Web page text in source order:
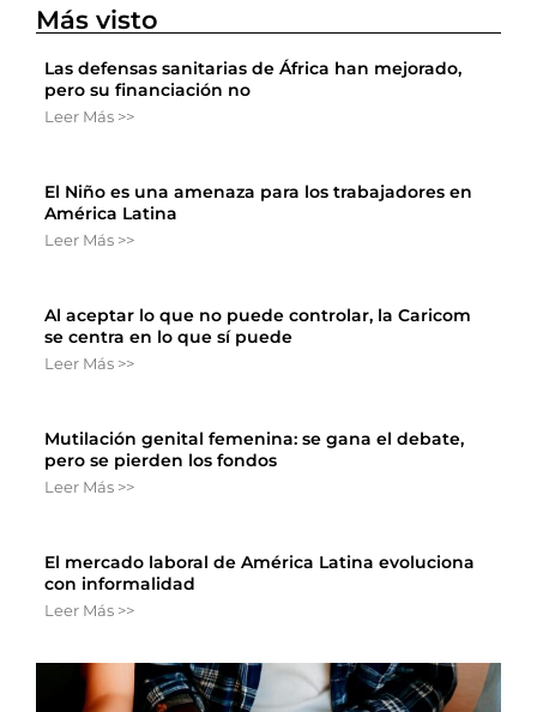
Más visto
Las defensas sanitarias de África han mejorado,
pero su financiación no
Leer Más >>
El Niño es una amenaza para los trabajadores en
América Latina
Leer Más >>
Al aceptar lo que no puede controlar, la Caricom
se centra en lo que sí puede
Leer Más >>
Mutilación genital femenina: se gana el debate,
pero se pierden los fondos
Leer Más >>
El mercado laboral de América Latina evoluciona
con informalidad
Leer Más >>